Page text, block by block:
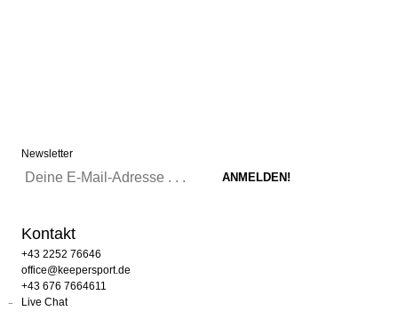
Newsletter
Kontakt
+43 2252 76646
office@keepersport.de
+43 676 7664611
Live Chat